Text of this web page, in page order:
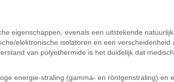
eigenschappen, evenals een uitstekende
elektronische isolatoren en een
van polyethermide is het duidelijk dat
energie-straling (gamma- en röntgenstraling) en